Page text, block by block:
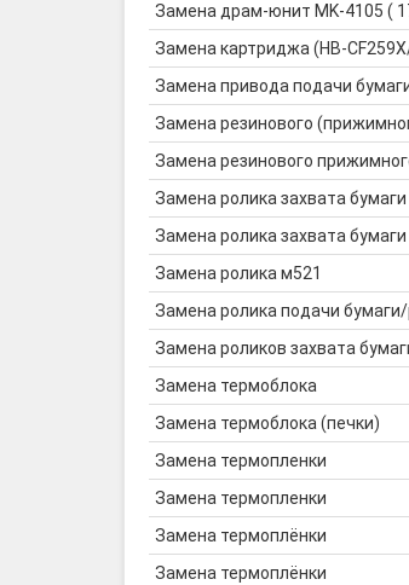
Замена драм-юнит MK-4105 (
Замена картриджа (HB-
Замена привода подачи
Замена резинового
Замена резинового
Замена ролика захвата бумаги
Замена ролика захвата бумаги
Замена ролика м521
Замена ролика подачи
Замена роликов захвата
Замена термоблока
Замена термоблока (печки)
Замена термопленки
Замена термопленки
Замена термоплёнки
Замена термоплёнки